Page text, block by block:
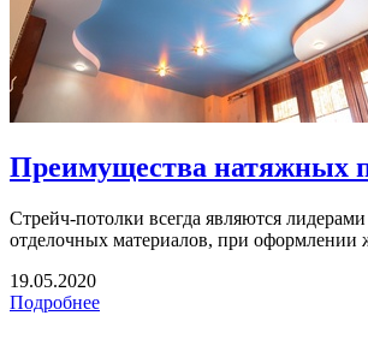
Преимущества натяжных
Стрейч-потолки всегда являются
отделочных материалов, при
19.05.2020
Подробнее